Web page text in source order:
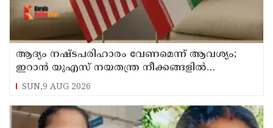
ആദ്യം നഷ്ടപരിഹാരം വേണമെന്ന് ആവശ്യം;
ഇറാന്‍ യുഎസ് നയതന്ത്ര നീക്കങ്ങളില്‍
അനിശ്ചിതത്വം
SUN,9 AUG 2026